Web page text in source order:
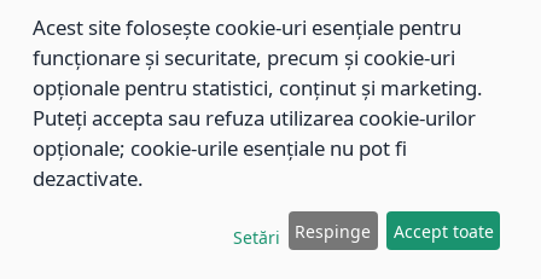
Municipal Braşov situat în str. Dimitrie Anghel nr. 19.
564/29.11.2013
Titlu: Completarea şi modificarea H.C.L. nr. 446/2013,
care s-a aprobat studiul de fundamentare pentru
Acest site folosește cookie-uri esențiale pentru
funcționare și securitate, precum și cookie-uri
opționale pentru statistici, conținut și marketing.
Puteți accepta sau refuza utilizarea cookie-urilor
opționale; cookie-urile esențiale nu pot fi
dezactivate.
Setări Respinge Accept toate